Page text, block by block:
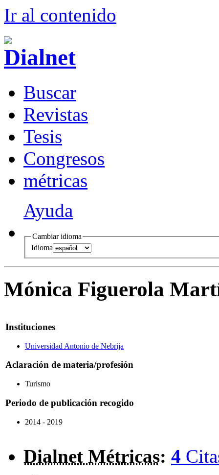
Ir al contenido
Buscar
Revistas
Tesis
Congresos
métricas
Ayuda
Cambiar idioma
Idioma
Mónica Figuerola
Instituciones
Universidad Antonio de Nebrija
Aclaración de materia/profesión
Turismo
Periodo de publicación recogido
2014 - 2019
Dialnet Métricas: 4